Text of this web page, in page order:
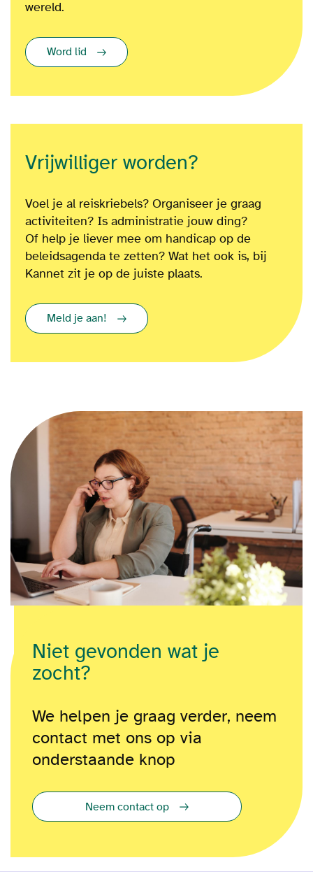
wereld.
Word lid
Vrijwilliger worden?
Voel je al reiskriebels? Organiseer je graag
activiteiten? Is administratie jouw ding?
Of help je liever mee om handicap op de
beleidsagenda te zetten? Wat het ook is, bij
Kannet zit je op de juiste plaats.
Meld je aan!
Niet gevonden wat je
zocht?
We helpen je graag verder, neem
contact met ons op via
onderstaande knop
Neem contact op